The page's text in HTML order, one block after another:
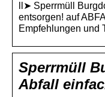
ll➤ Sperrmüll
entsorgen! auf
Empfehlungen und
Sperrmüll
Abfall